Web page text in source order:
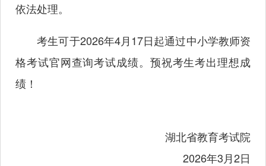
依法处理。
考生可于2026年4月17日起通过中小学教师资
格考试官网查询考试成绩。预祝考生考出理想成
绩！
湖北省教育考试院
2026年3月2日